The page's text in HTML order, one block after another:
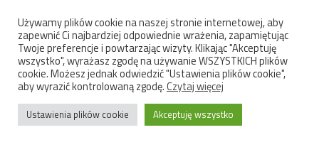
adres e-mail:sekretariat-walbrzychmow@edu.dolnyslask.pl
Używamy plików cookie na naszej stronie internetowej, aby
zapewnić Ci najbardziej odpowiednie wrażenia, zapamiętując
Twoje preferencje i powtarzając wizyty. Klikając "Akceptuję
wszystko", wyrażasz zgodę na używanie WSZYSTKICH plików
cookie. Możesz jednak odwiedzić "Ustawienia plików cookie",
aby wyrazić kontrolowaną zgodę.Czytaj więcej
Ustawienia plików cookie Akceptuję wszystko